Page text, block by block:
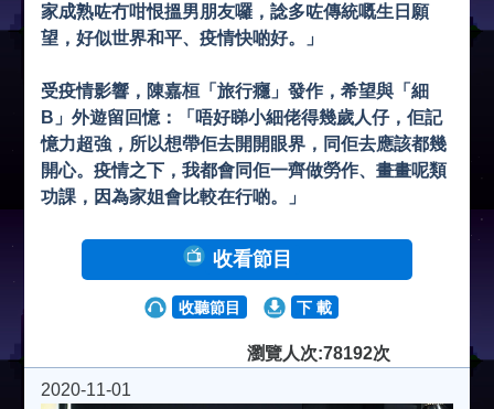
家成熟咗冇咁恨搵男朋友囉，諗多咗傳統嘅生日願
望，好似世界和平、疫情快啲好。」
受疫情影響，陳嘉桓「旅行癮」發作，希望與「細
B」外遊留回憶：「唔好睇小細佬得幾歲人仔，佢記
憶力超強，所以想帶佢去開開眼界，同佢去應該都幾
開心。疫情之下，我都會同佢一齊做勞作、畫畫呢類
功課，因為家姐會比較在行啲。」
收看節目
收聽節目 下 載
瀏覽人次:78192次
2020-11-01